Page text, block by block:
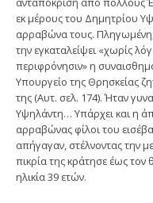
εκ μέρους του Δημητρίου
αρραβώνα τους.
την εγκαταλείψει «χωρίς
περιφρόνησιν» η
Υπουργείο της Θρησκείας
της (Αυτ. σελ. 174). Ήταν
Υψηλάντη… Υπάρχει και η
αρραβώνας φίλοι του
απήγαγαν, στέλνοντας την
πικρία της κράτησε έως
ηλικία 39 ετών.